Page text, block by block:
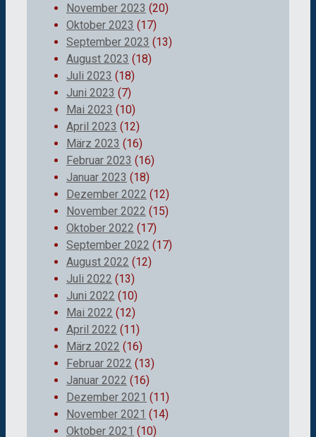
November 2023 (20)
Oktober 2023 (17)
September 2023 (13)
August 2023 (18)
Juli 2023 (18)
Juni 2023 (7)
Mai 2023 (10)
April 2023 (12)
März 2023 (16)
Februar 2023 (16)
Januar 2023 (18)
Dezember 2022 (12)
November 2022 (15)
Oktober 2022 (17)
September 2022 (17)
August 2022 (12)
Juli 2022 (13)
Juni 2022 (10)
Mai 2022 (12)
April 2022 (11)
März 2022 (16)
Februar 2022 (13)
Januar 2022 (16)
Dezember 2021 (11)
November 2021 (14)
Oktober 2021 (10)